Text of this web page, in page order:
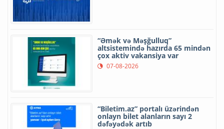
“Əmək və Məşğulluq”
altsistemində hazırda 65 mindən
çox aktiv vakansiya var
07-08-2026
“Biletim.az” portalı üzərindən
onlayn bilet alanların sayı 2
dəfəyədək artıb